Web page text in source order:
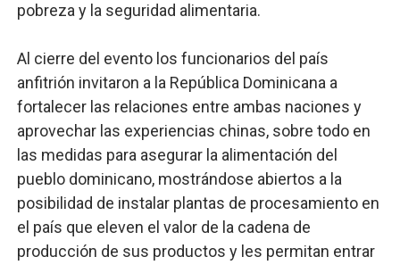
pobreza y la seguridad alimentaria.
Al cierre del evento los funcionarios del país
anfitrión invitaron a la República Dominicana a
fortalecer las relaciones entre ambas naciones y
aprovechar las experiencias chinas, sobre todo en
las medidas para asegurar la alimentación del
pueblo dominicano, mostrándose abiertos a la
posibilidad de instalar plantas de procesamiento en
el país que eleven el valor de la cadena de
producción de sus productos y les permitan entrar